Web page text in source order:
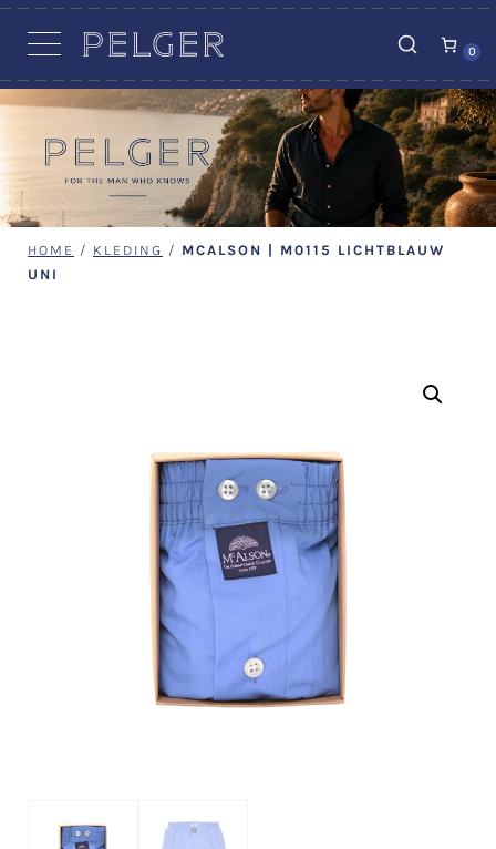
0
HOME / KLEDING / MCALSON | M0115 LICHTBLAUW
UNI